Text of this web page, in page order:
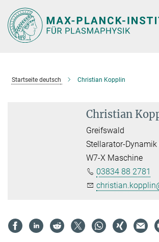
Hauptinhalt
Startseite deutsch Christian Kopplin
Christian
Greifswald
Stellarator-
W7-X Maschine
03834 88 2781